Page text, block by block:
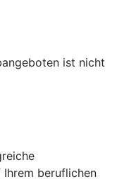
ist nicht
beruflichen